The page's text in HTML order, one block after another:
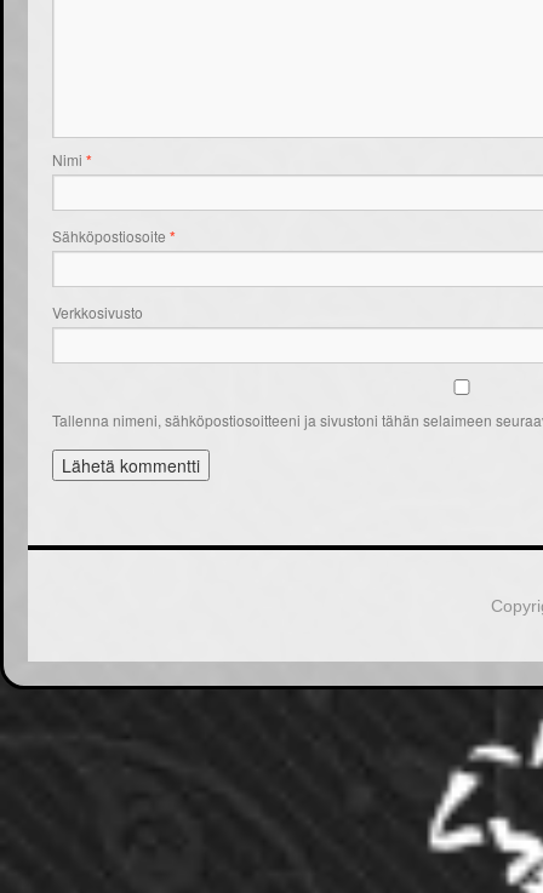
Nimi *
Sähköpostiosoite *
Verkkosivusto
Tallenna nimeni, sähköpostiosoitteeni ja sivustoni tähän selaimeen